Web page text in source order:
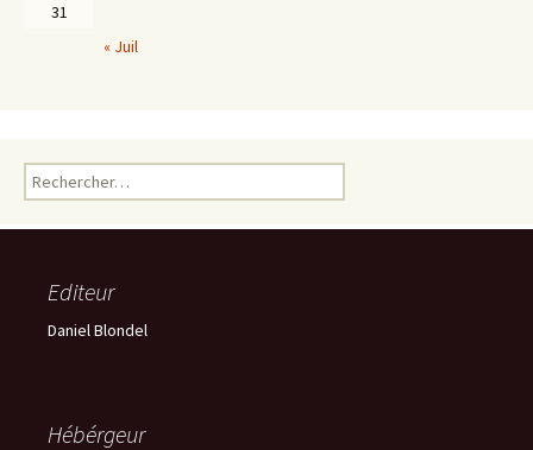
31
« Juil
Rechercher :
Editeur
Daniel Blondel
Hébérgeur